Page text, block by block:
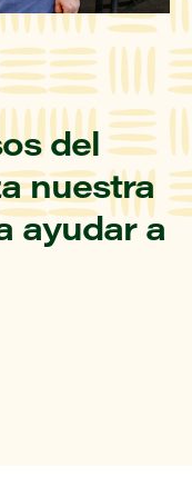
del
nuestra
ayudar a